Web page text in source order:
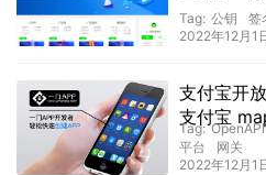
Tag: 公钥
签
2022年12月1
支付宝开
支付宝
何区别？
Tag: OpenAPI
平台
网关
2022年12月1